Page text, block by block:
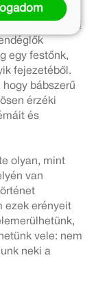
orvosi
és moszkvai
egy festőnk,
fejezetéből.
bábszerű
érzéki
és
olyan, mint
van
ezek erényeit
vele: nem
neki a